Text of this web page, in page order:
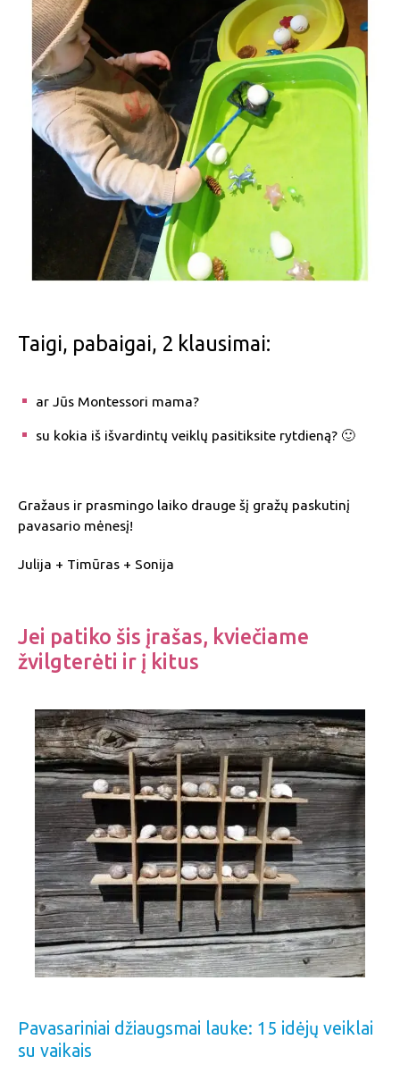
Taigi, pabaigai, 2 klausimai:
ar Jūs Montessori mama?
su kokia iš išvardintų veiklų pasitiksite rytdieną? 🙂
Gražaus ir prasmingo laiko drauge šį gražų paskutinį
pavasario mėnesį!
Julija + Timūras + Sonija
Jei patiko šis įrašas, kviečiame
žvilgterėti ir į kitus
Pavasariniai džiaugsmai lauke: 15 idėjų veiklai
su vaikais